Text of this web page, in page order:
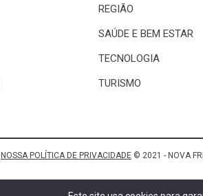
REGIÃO
SAÚDE E BEM ESTAR
TECNOLOGIA
TURISMO
NOSSA POLÍTICA DE PRIVACIDADE © 2021 - NOVA